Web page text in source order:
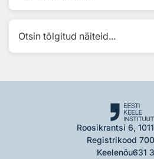
Otsin tõlgitud näiteid...
Roosikrantsi 6,
Registrikood
Keelenõu631